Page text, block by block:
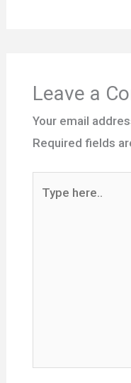
Leave a
Your email
Required fields